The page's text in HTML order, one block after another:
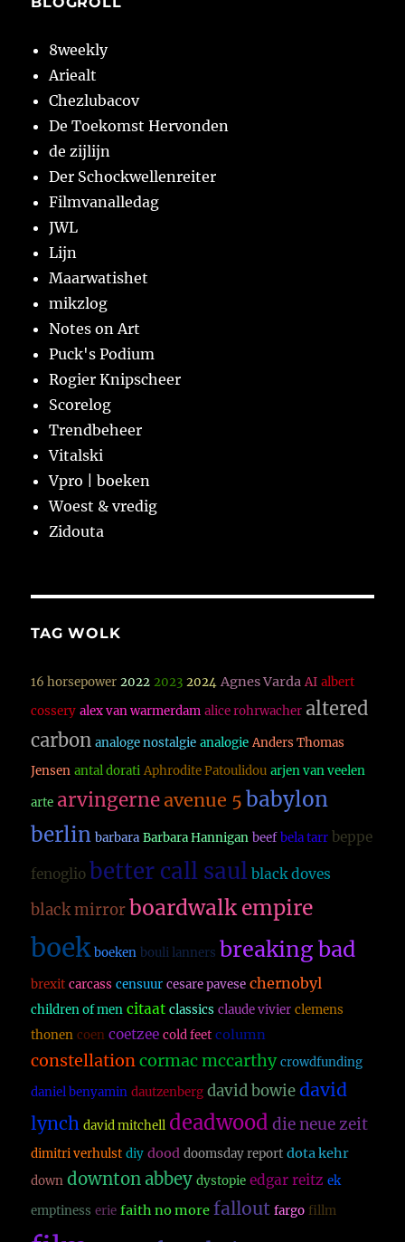
8weekly
Ariealt
Chezlubacov
De Toekomst Hervonden
de zijlijn
Der Schockwellenreiter
Filmvanalledag
JWL
Lijn
Maarwatishet
mikzlog
Notes on Art
Puck's Podium
Rogier Knipscheer
Scorelog
Trendbeheer
Vitalski
Vpro | boeken
Woest & vredig
Zidouta
TAG WOLK
16 horsepower 2022 2023 2024 Agnes Varda AI albert
cossery alex van warmerdam alice rohrwacher altered
carbon analoge nostalgie analogie Anders Thomas
Jensen antal dorati Aphrodite Patoulidou arjen van veelen
arte arvingerne avenue 5 babylon
berlin barbara Barbara Hannigan beef bela tarr beppe
fenoglio better call saul black doves
black mirror boardwalk empire
boek boeken bouli lanners breaking bad
brexit carcass censuur cesare pavese chernobyl
children of men citaat classics claude vivier clemens
thonen coen coetzee cold feet column
constellationcormac mccarthy crowdfunding
daniel benyamin dautzenberg david bowie david
lynch david mitchell deadwood die neue zeit
dimitri verhulst diy dood doomsday report dota kehr
down downton abbey dystopie edgar reitz ek
emptiness erie faith no more fallout fargo fillm